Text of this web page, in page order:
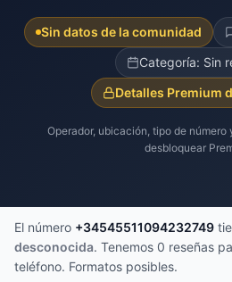
Sin datos de la comunidad
Categoría: Sin
Detalles Premium
Operador, ubicación, tipo de
desbloquear
El número +34545511094232749
desconocida. Tenemos 0 reseñas
teléfono. Formatos posibles.